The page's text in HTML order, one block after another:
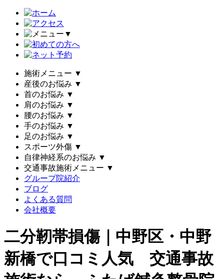
▼
施術メニュー ▼
産後のお悩み ▼
首のお悩み ▼
肩のお悩み ▼
腰のお悩み ▼
手のお悩み ▼
足のお悩み ▼
スポーツ外傷 ▼
自律神経系のお悩み ▼
交通事故施術メニュー ▼
グループ院紹介
ブログ
よくある質問
会社概要
二分靭帯損傷｜中野区・中野
新橋で口コミ人気 交通事故